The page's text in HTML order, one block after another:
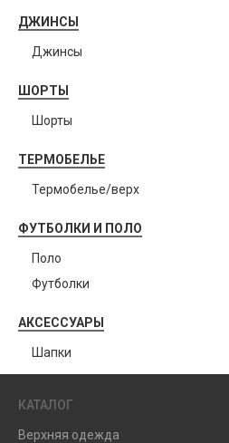
ДЖИНСЫ
Джинсы
ШОРТЫ
Шорты
ТЕРМОБЕЛЬЕ
Термобелье/верх
ФУТБОЛКИ И ПОЛО
Поло
Футболки
АКСЕССУАРЫ
Шапки
КАТАЛОГ
Верхняя одежда